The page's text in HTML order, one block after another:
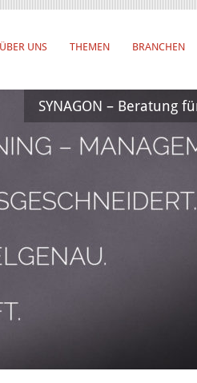
UNS THEMEN BRANCHEN
SYNAGON – Beratung